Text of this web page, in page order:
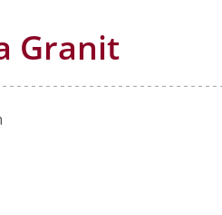
Granit